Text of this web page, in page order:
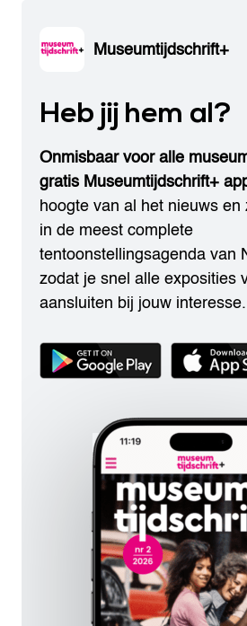
Museumtijdschrift+
Heb jij hem al?
Onmisbaar voor alle
gratis Museumtijdschrift+
hoogte van al het nieuws
in de meest complete
tentoonstellingsagenda van
zodat je snel alle exposities
aansluiten bij jouw interesse.